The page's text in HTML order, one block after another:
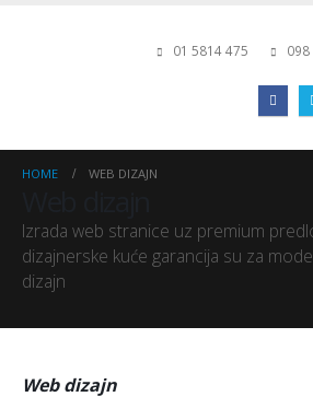
01 5814 475 098
HOME WEB DIZAJN
Izrada web stranice uz premium
dizajnerske kuće garancija su za
dizajn
Web dizajn